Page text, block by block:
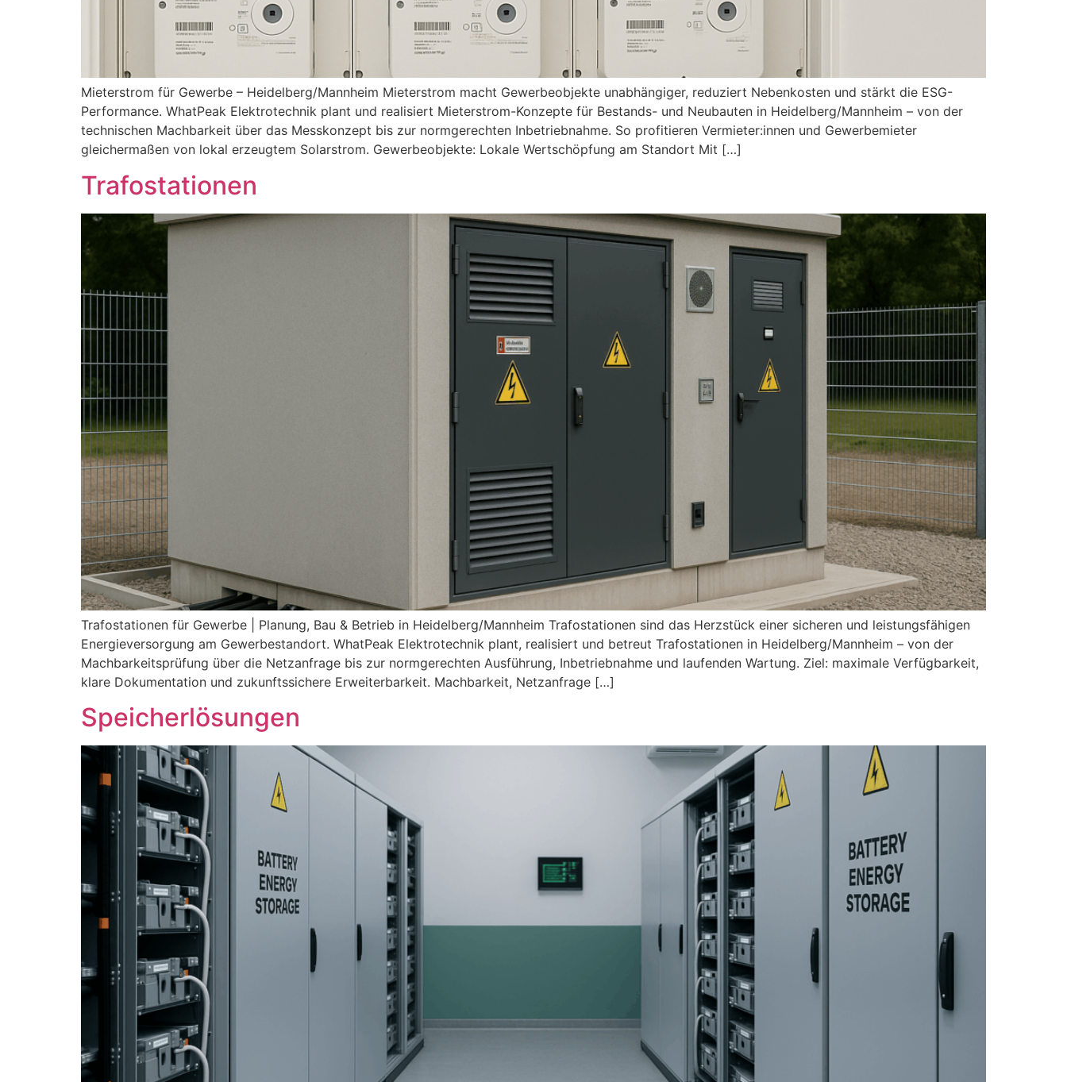
Mieterstrom für Gewerbe – Heidelberg/Mannheim Mieterstrom macht Gewerbeobjekte unabhängiger, reduziert Nebenkosten und stärkt die ESG-
Performance. WhatPeak Elektrotechnik plant und realisiert Mieterstrom-Konzepte für Bestands- und Neubauten in Heidelberg/Mannheim – von der
technischen Machbarkeit über das Messkonzept bis zur normgerechten Inbetriebnahme. So profitieren Vermieter:innen und Gewerbemieter
gleichermaßen von lokal erzeugtem Solarstrom. Gewerbeobjekte: Lokale Wertschöpfung am Standort Mit […]
Trafostationen
Trafostationen für Gewerbe | Planung, Bau & Betrieb in Heidelberg/Mannheim Trafostationen sind das Herzstück einer sicheren und leistungsfähigen
Energieversorgung am Gewerbestandort. WhatPeak Elektrotechnik plant, realisiert und betreut Trafostationen in Heidelberg/Mannheim – von der
Machbarkeitsprüfung über die Netzanfrage bis zur normgerechten Ausführung, Inbetriebnahme und laufenden Wartung. Ziel: maximale Verfügbarkeit,
klare Dokumentation und zukunftssichere Erweiterbarkeit. Machbarkeit, Netzanfrage […]
Speicherlösungen